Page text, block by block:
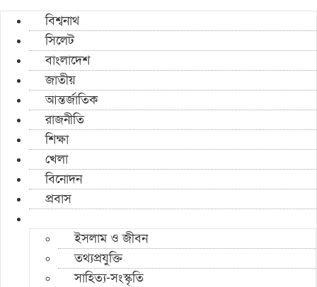
বিশ্বনাথ
সিলেট
বাংলাদেশ
জাতীয়
আন্তর্জাতিক
রাজনীতি
শিক্ষা
খেলা
বিনোদন
প্রবাস
ইসলাম ও জীবন
তথ্যপ্রযুক্তি
সাহিত্য-সংস্কৃতি